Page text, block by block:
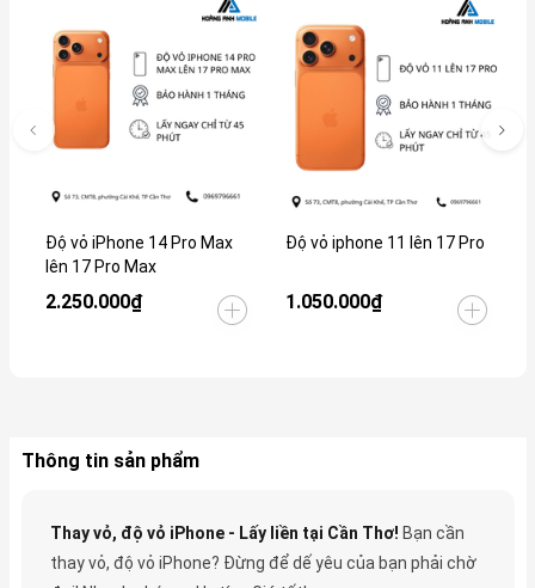
Độ vỏ iPhone 14 Pro Max
lên 17 Pro Max
2.250.000₫
Độ vỏ iphone 11 lên 17 Pro
1.050.000₫
Thông tin sản phẩm
Thay vỏ, độ vỏ iPhone - Lấy liền tại Cần Thơ! Bạn cần
thay vỏ, độ vỏ iPhone? Đừng để dế yêu của bạn phải chờ